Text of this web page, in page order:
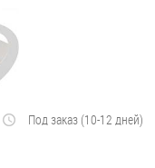
Под заказ (10-12 дней)